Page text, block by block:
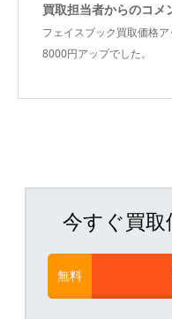
買取担当者からのコメ
フェイスブック買取価格
8000円アップでした。
今すぐ買取
無料